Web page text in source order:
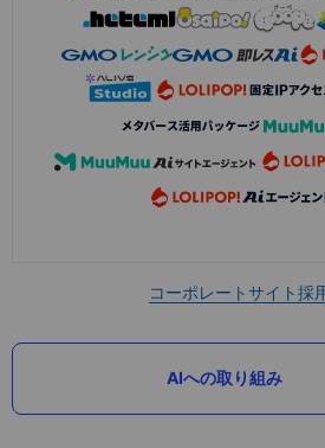
コーポレートサイト採
AIへの取り組み